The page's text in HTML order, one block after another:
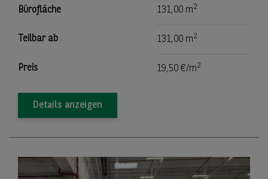
Bürofläche 131,00 m2
Teilbar ab 131,00 m2
Preis 19,50 €/m2
Details anzeigen